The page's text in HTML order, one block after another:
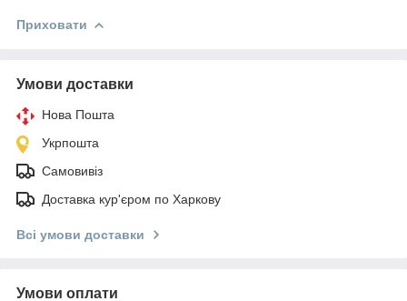
Приховати
Умови доставки
Нова Пошта
Укрпошта
Самовивіз
Доставка кур'єром по Харкову
Всі умови доставки
Умови оплати